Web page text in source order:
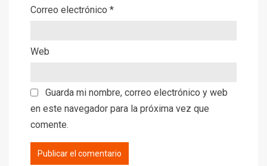
Correo electrónico *
Web
Guarda mi nombre, correo electrónico y web
en este navegador para la próxima vez que
comente.